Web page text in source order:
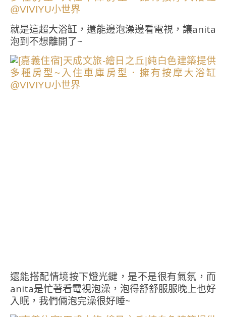
就是這超大浴缸，還能邊泡澡邊看電視，讓anita
泡到不想離開了~
還能搭配情境按下燈光鍵，是不是很有氣氛，而
anita是忙著看電視泡澡，泡得舒舒服服晚上也好
入眠，我們倆泡完澡很好睡~